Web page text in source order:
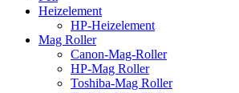
Heizelement
HP-Heizelement
Mag Roller
Canon-Mag-Roller
HP-Mag Roller
Toshiba-Mag Roller